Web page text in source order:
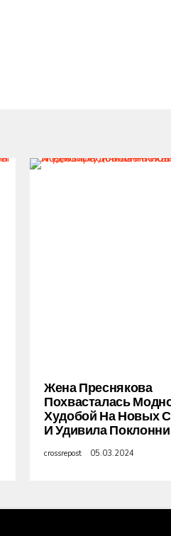
Жена Преснякова
Похвасталась
Худобой На Новых
И Удивила
crossrepost 05.03.2024